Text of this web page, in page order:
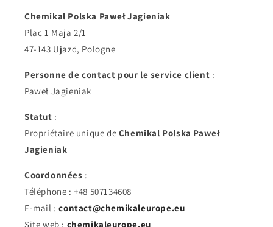
Chemikal Polska Paweł Jagieniak
Plac 1 Maja 2/1
47-143 Ujazd, Pologne
Personne de contact pour le service client :
Paweł Jagieniak
Statut :
Propriétaire unique de Chemikal Polska Paweł
Jagieniak
Coordonnées :
Téléphone : +48 507134608
E-mail :contact@chemikaleurope.eu
Site web : chemikaleurope.eu